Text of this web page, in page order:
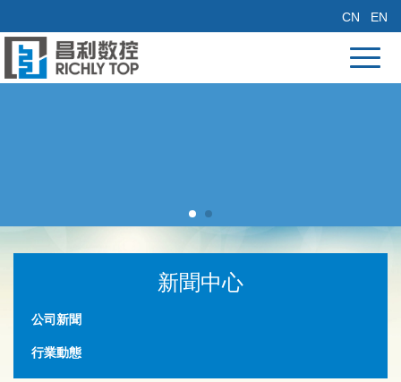
CN EN
新聞中心
公司新聞
行業動態